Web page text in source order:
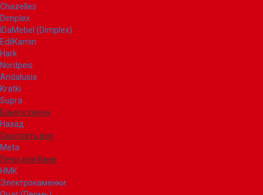
Chazelles
Dimplex
IDaMebel (Dimplex)
EdilKamin
Hark
Nordpeis
Andalusia
Kratki
Supra
Баня и сауна
Назад
Смотреть все
Meta
Печи для бани
НМК
Электрокаменки